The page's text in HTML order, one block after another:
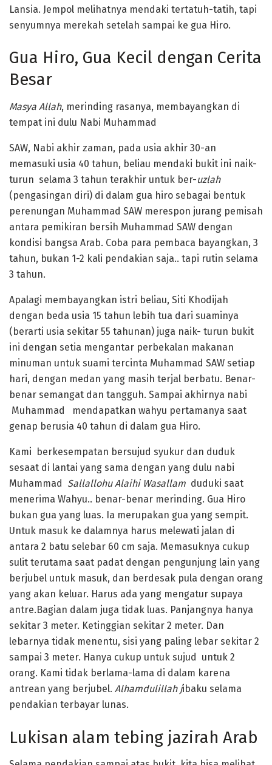
Lansia. Jempol melihatnya mendaki tertatuh-tatih, tapi
senyumnya merekah setelah sampai ke gua Hiro.
Gua Hiro, Gua Kecil dengan Cerita
Besar
Masya Allah, merinding rasanya, membayangkan di
tempat ini dulu Nabi Muhammad
SAW, Nabi akhir zaman, pada usia akhir 30-an
memasuki usia 40 tahun, beliau mendaki bukit ini naik-
turun selama 3 tahun terakhir untuk ber-uzlah
(pengasingan diri) di dalam gua hiro sebagai bentuk
perenungan Muhammad SAW merespon jurang pemisah
antara pemikiran bersih Muhammad SAW dengan
kondisi bangsa Arab. Coba para pembaca bayangkan, 3
tahun, bukan 1-2 kali pendakian saja.. tapi rutin selama
3 tahun.
Apalagi membayangkan istri beliau, Siti Khodijah
dengan beda usia 15 tahun lebih tua dari suaminya
(berarti usia sekitar 55 tahunan) juga naik- turun bukit
ini dengan setia mengantar perbekalan makanan
minuman untuk suami tercinta Muhammad SAW setiap
hari, dengan medan yang masih terjal berbatu. Benar-
benar semangat dan tangguh. Sampai akhirnya nabi
Muhammad
mendapatkan wahyu pertamanya saat
genap berusia 40 tahun di dalam gua Hiro.
Kami berkesempatan bersujud syukur dan duduk
sesaat di lantai yang sama dengan yang dulu nabi
Muhammad Sallallohu Alaihi Wasallam duduki saat
menerima Wahyu.. benar-benar merinding. Gua Hiro
bukan gua yang luas. Ia merupakan gua yang sempit.
Untuk masuk ke dalamnya harus melewati jalan di
antara 2 batu selebar 60 cm saja. Memasuknya cukup
sulit terutama saat padat dengan pengunjung lain yang
berjubel untuk masuk, dan berdesak pula dengan orang
yang akan keluar. Harus ada yang mengatur supaya
antre.Bagian dalam juga tidak luas. Panjangnya hanya
sekitar 3 meter. Ketinggian sekitar 2 meter. Dan
lebarnya tidak menentu, sisi yang paling lebar sekitar 2
sampai 3 meter. Hanya cukup untuk sujud untuk 2
orang. Kami tidak berlama-lama di dalam karena
antrean yang berjubel. Alhamdulillah jibaku selama
pendakian terbayar lunas.
Lukisan alam tebing jazirah Arab